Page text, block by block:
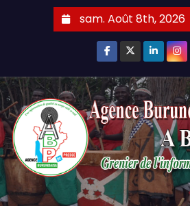
sam. Août 8th, 2026